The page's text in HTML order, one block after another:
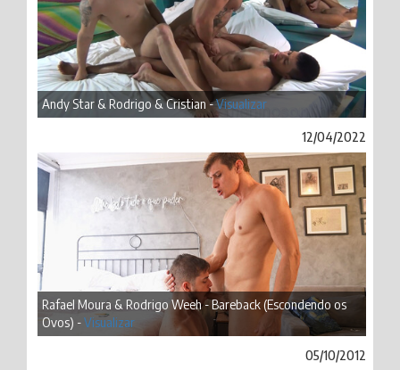
Andy Star & Rodrigo & Cristian -Visualizar
12/04/2022
Rafael Moura & Rodrigo Weeh - Bareback (Escondendo os
Ovos) -Visualizar
05/10/2012